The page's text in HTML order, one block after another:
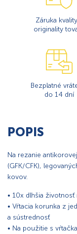
Záruka
originality
Bezplatné
do 14 dní
POPIS
Na rezanie
(GFK/CFK),
kovov.
• 10x dlhšia
• Vŕtacia korunka z
a sústrednosť
• Na použitie s